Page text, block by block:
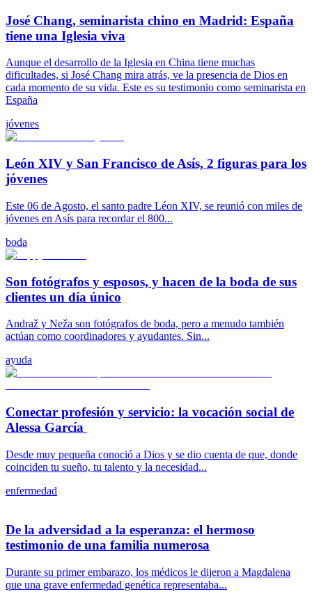
José Chang, seminarista chino en Madrid: España
tiene una Iglesia viva
Aunque el desarrollo de la Iglesia en China tiene muchas
dificultades, si José Chang mira atrás, ve la presencia de Dios en
cada momento de su vida. Este es su testimonio como seminarista en
España
jóvenes
León XIV y San Francisco de Asís, 2 figuras para los
jóvenes
Este 06 de Agosto, el santo padre Léon XIV, se reunió con miles de
jóvenes en Asís para recordar el 800...
boda
Son fotógrafos y esposos, y hacen de la boda de sus
clientes un día único
Andraž y Neža son fotógrafos de boda, pero a menudo también
actúan como coordinadores y ayudantes. Sin...
ayuda
Conectar profesión y servicio: la vocación social de
Alessa García
Desde muy pequeña conoció a Dios y se dio cuenta de que, donde
coinciden tu sueño, tu talento y la necesidad...
enfermedad
De la adversidad a la esperanza: el hermoso
testimonio de una familia numerosa
Durante su primer embarazo, los médicos le dijeron a Magdalena
que una grave enfermedad genética representaba...